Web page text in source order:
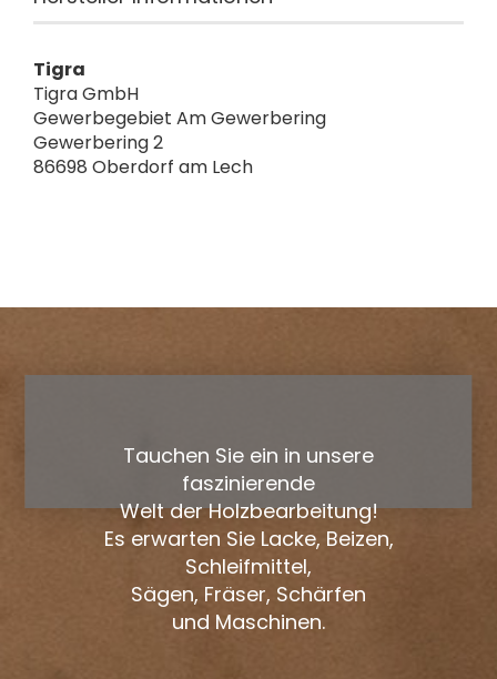
Tigra
Tigra GmbH
Gewerbegebiet Am Gewerbering
Gewerbering 2
86698 Oberdorf am Lech
Tauchen Sie ein in unsere
faszinierende
Welt der Holzbearbeitung!
Es erwarten Sie Lacke, Beizen,
Schleifmittel,
Sägen, Fräser, Schärfen
und Maschinen.